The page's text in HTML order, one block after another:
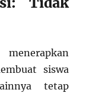
siswa
tetap